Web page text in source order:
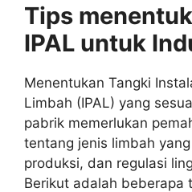
Tips
IPAL untuk
Menentukan Tangki
Limbah (IPAL) yang
pabrik memerlukan
tentang jenis limbah
produksi, dan regulasi
Berikut adalah beberapa